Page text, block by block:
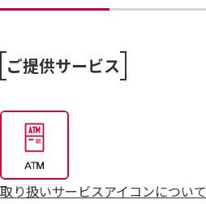
ご提供サービス
取り扱いサービスアイコンについて